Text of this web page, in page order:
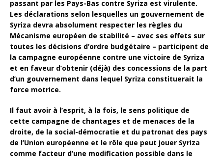
passant par les Pays-Bas contre Syriza est virulente.
Les déclarations selon lesquelles un gouvernement de
Syriza devra absolument respecter les règles du
Mécanisme européen de stabilité – avec ses effets sur
toutes les décisions d’ordre budgétaire – participent de
la campagne européenne contre une victoire de Syriza
et en faveur d’obtenir (déjà) des concessions de la part
d’un gouvernement dans lequel Syriza constituerait la
force motrice.
Il faut avoir à l’esprit, à la fois, le sens politique de
cette campagne de chantages et de menaces de la
droite, de la social-démocratie et du patronat des pays
de l’Union européenne et le rôle que peut jouer Syriza
comme facteur d’une modification possible dans le